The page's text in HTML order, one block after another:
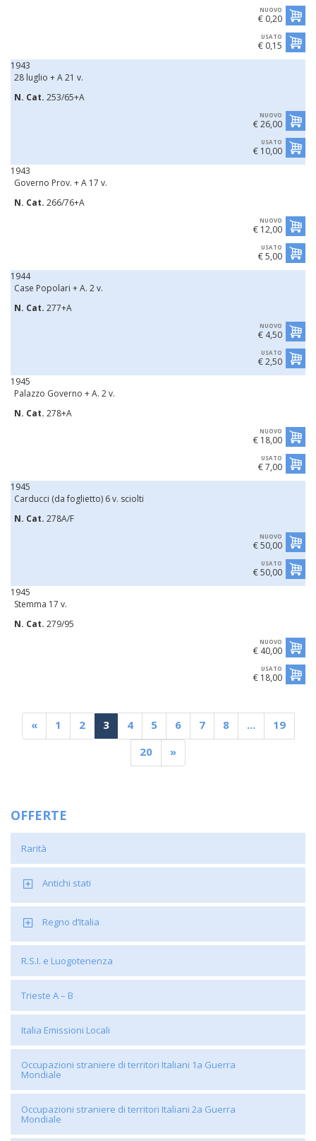
OFFERTE
Rarità
Antichi stati
Regno d’Italia
R.S.I. e Luogotenenza
Trieste A – B
Italia Emissioni Locali
Occupazioni straniere di territori Italiani 1a Guerra
Mondiale
Occupazioni straniere di territori Italiani 2a Guerra
Mondiale
NUOVO
€ 0,20
USATO
€ 0,15
1943
28 luglio + A 21 v.
N. Cat. 253/65+A
NUOVO
€ 26,00
USATO
€ 10,00
1943
Governo Prov. + A 17 v.
N. Cat. 266/76+A
NUOVO
€ 12,00
USATO
€ 5,00
1944
Case Popolari + A. 2 v.
N. Cat. 277+A
NUOVO
€ 4,50
USATO
€ 2,50
1945
Palazzo Governo + A. 2 v.
N. Cat. 278+A
NUOVO
€ 18,00
USATO
€ 7,00
1945
Carducci (da foglietto) 6 v. sciolti
N. Cat. 278A/F
NUOVO
€ 50,00
USATO
€ 50,00
1945
Stemma 17 v.
N. Cat. 279/95
NUOVO
€ 40,00
USATO
€ 18,00
« 1 2 3 4 5 6 7 8 ...
19
20
»